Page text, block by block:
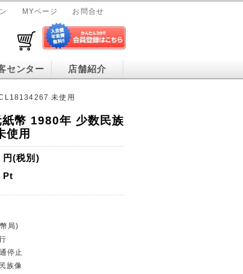
MYページ お問合せ
センター 店舗紹介
未使用
幣 1980年 少数民族
使用
円(税別)
Pt
局)
停止
族像